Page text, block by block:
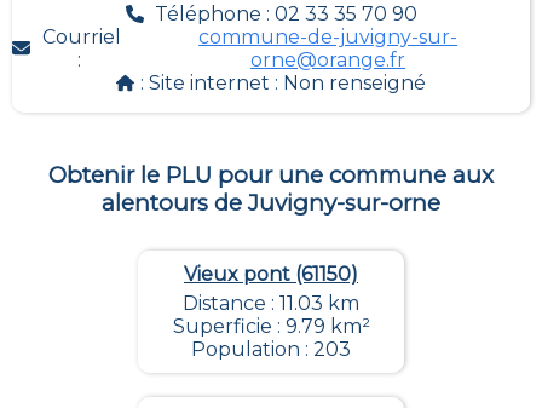
Téléphone : 02 33 35 70 90
Courriel
:
commune-de-juvigny-sur-
orne@orange.fr
: Site internet : Non renseigné
Obtenir le PLU pour une commune aux
alentours deJuvigny-sur-orne
Vieux pont (61150)
Distance : 11.03 km
Superficie : 9.79 km²
Population : 203